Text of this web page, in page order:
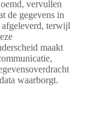
vervullen
de gegevens in
terwijl
maakt
waarborgt.